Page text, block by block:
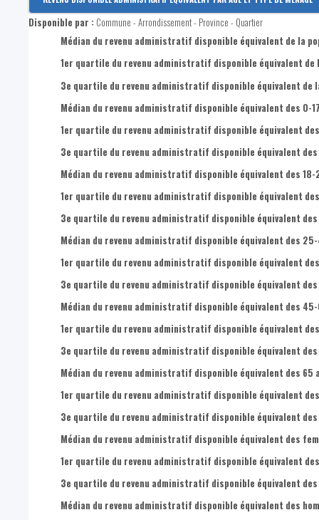
Revenu disponible par habitant
Revenus primaires par habitant
Disponible par : Commune - Arrondissement - Province - Quartier
Médian du revenu administratif disponible équivalent de la
1er quartile du revenu administratif disponible équivalent de
3e quartile du revenu administratif disponible équivalent de
Médian du revenu administratif disponible équivalent des 0-
1er quartile du revenu administratif disponible équivalent
3e quartile du revenu administratif disponible équivalent des
Médian du revenu administratif disponible équivalent des 18-
1er quartile du revenu administratif disponible équivalent
3e quartile du revenu administratif disponible équivalent des
Médian du revenu administratif disponible équivalent des
1er quartile du revenu administratif disponible équivalent
3e quartile du revenu administratif disponible équivalent
Médian du revenu administratif disponible équivalent des
1er quartile du revenu administratif disponible équivalent
3e quartile du revenu administratif disponible équivalent
Médian du revenu administratif disponible équivalent des 65
1er quartile du revenu administratif disponible équivalent
3e quartile du revenu administratif disponible équivalent
Médian du revenu administratif disponible équivalent des
1er quartile du revenu administratif disponible équivalent
3e quartile du revenu administratif disponible équivalent des
Médian du revenu administratif disponible équivalent des